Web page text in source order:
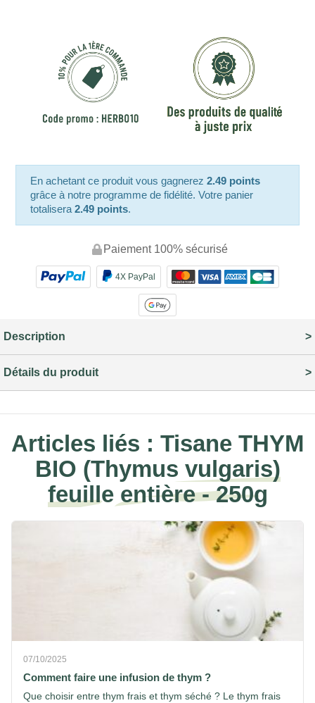
En achetant ce produit vous gagnerez2.49 points
grâce à notre programme de fidélité. Votre panier
totalisera2.49 points.
Paiement 100% sécurisé
4X PayPal
Description
Détails du produit
Articles liés : Tisane THYM
BIO (Thymus vulgaris)
feuille entière - 250g
07/10/2025
Comment faire une infusion de thym ?
Que choisir entre thym frais et thym séché ? Le thym frais